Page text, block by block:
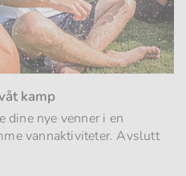
kamp
dine nye venner i en
vannaktiviteter. Avslutt